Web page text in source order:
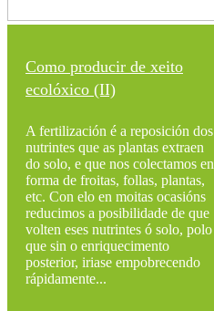
Como producir de xeito
ecolóxico (II)
A fertilización é a reposición dos
nutrintes que as plantas extraen
do solo, e que nos colectamos en
forma de froitas, follas, plantas,
etc. Con elo en moitas ocasións
reducimos a posibilidade de que
volten eses nutrintes ó solo, polo
que sin o enriquecimento
posterior, iriase empobrecendo
rápidamente...